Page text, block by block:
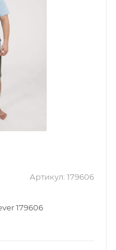
Артикул: 179606
179606